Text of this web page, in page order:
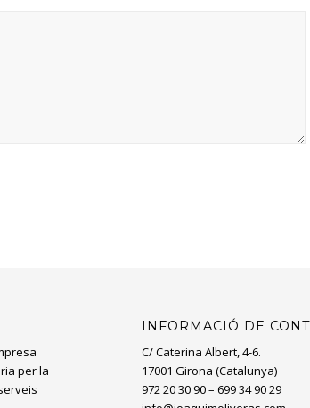
per la
INFORMACIÓ DE
C/ Caterina Albert, 4-6.
17001 Girona (Catalunya)
972 20 30 90 – 699 34 90 29